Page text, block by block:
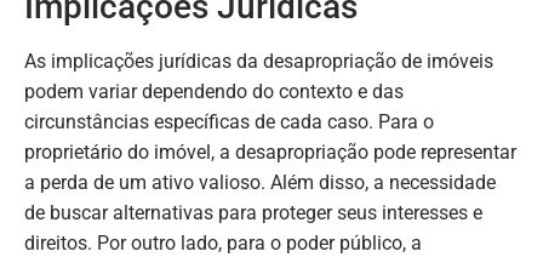
As implicações jurídicas da desapropriação de imóveis
podem variar dependendo do contexto e das
circunstâncias específicas de cada caso. Para o
proprietário do imóvel, a desapropriação pode representar
a perda de um ativo valioso. Além disso, a necessidade
de buscar alternativas para proteger seus interesses e
direitos. Por outro lado, para o poder público, a